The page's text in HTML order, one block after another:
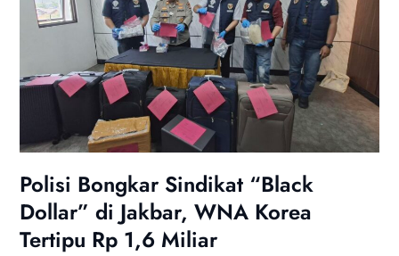
Polisi Bongkar Sindikat “Black
Dollar” di Jakbar, WNA Korea
Tertipu Rp 1,6 Miliar